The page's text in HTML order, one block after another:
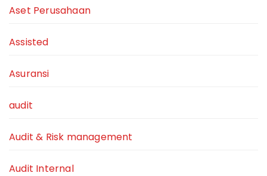
Aset Perusahaan
Assisted
Asuransi
audit
Audit & Risk management
Audit Internal